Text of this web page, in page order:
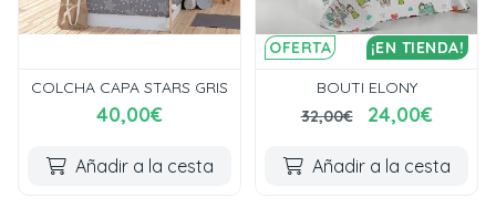
COLCHA CAPA STARS GRIS
40,00€
Añadir a la cesta
OFERTA ¡EN TIENDA!
BOUTI ELONY
32,00€
24,00€
Añadir a la cesta